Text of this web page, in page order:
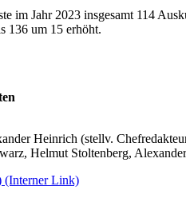
im Jahr 2023 insgesamt 114
136 um 15 erhöht.
Heinrich (stellv.
Helmut Stoltenberg,
(Interner Link)